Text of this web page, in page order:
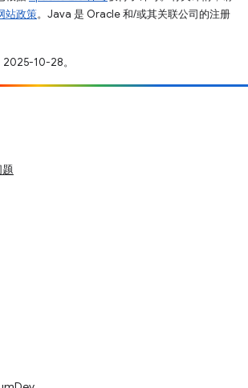
站政策。Java 是 Oracle 和/或其关联公司的注册
2025-10-28。